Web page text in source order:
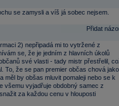
se zamysli a víš já sobec nejsem.
Přidat
2) nepřipadá mi to vytržené z
se, že je jedním z hlavních úkolů
své vlasti - tady mistr přestřelil,
To, že se pan premier občas chová jako
měl by obšas mluvit pomaleji nebo se k
všemu vyjadřuje obdobný samec z
za každou cenu v hlouposti